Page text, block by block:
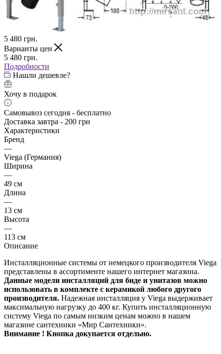
5 480 грн.
Варианты цен
5 480 грн.
Подробности
Нашли дешевле?
Хочу в подарок
Самовывоз сегодня - бесплатно
Доставка завтра - 200 грн
Характеристики
Бренд
—
Viega (Германия)
Ширина
—
49 см
Длина
—
13 см
Высота
—
113 см
Описание
Инсталляционные системы от немецкого производителя Viega
представлены в ассортименте нашего интернет магазина.
Данные модели инсталляций для биде и унитазов можно
использовать в комплекте с керамикой любого другого
производителя. Надежная инсталляция у Viega выдерживает
максимальную нагрузку до 400 кг. Купить инсталляционную
систему Viega по самым низким ценам можно в нашем
магазине сантехники «Мир Сантехники».
Внимание ! Кнопка докупается отдельно.